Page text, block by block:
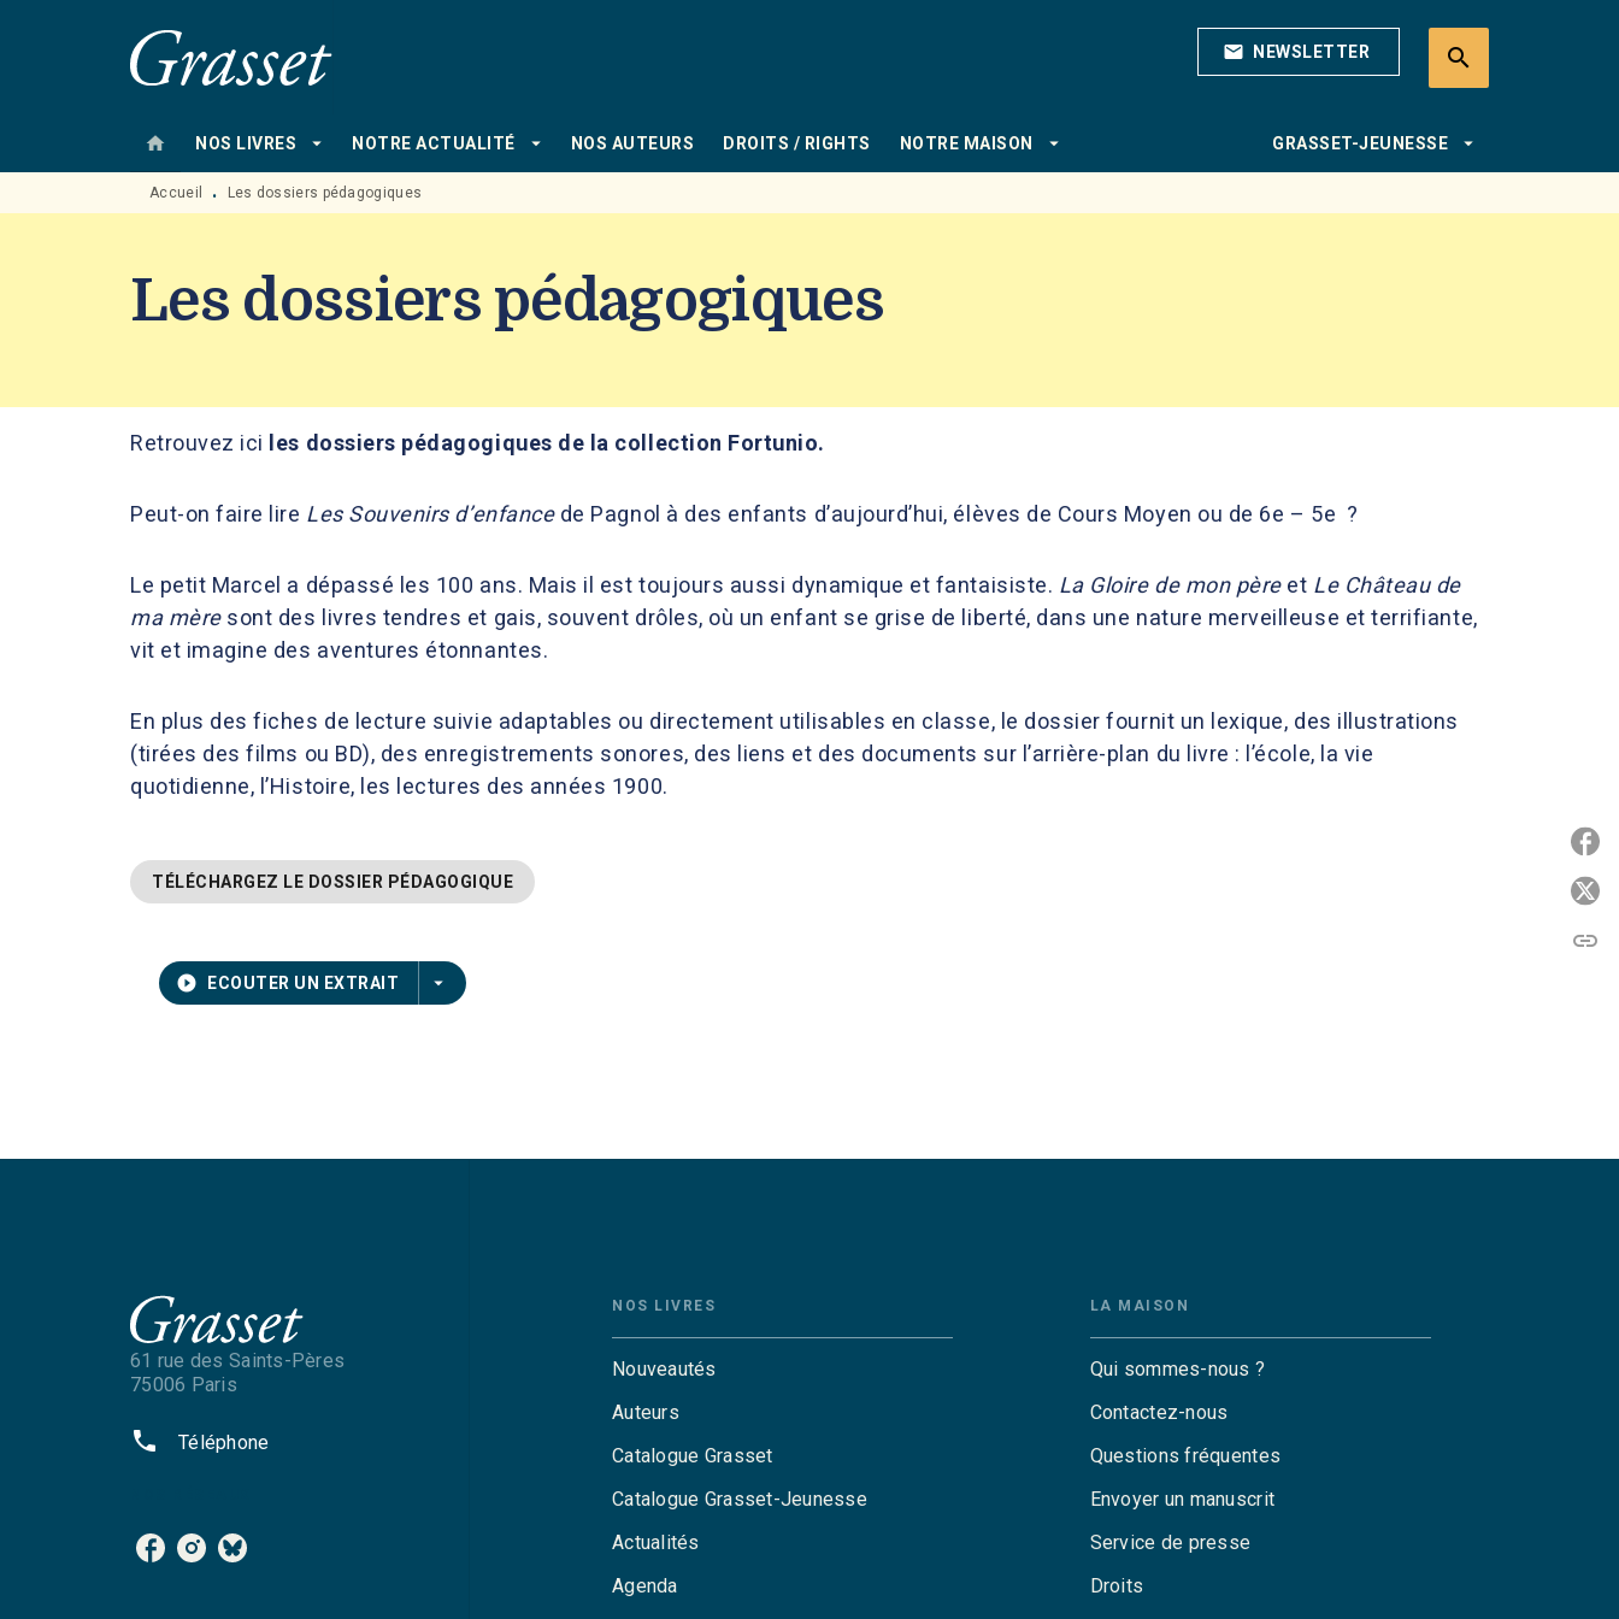
MENU RECHERCHE mail NEWSLETTER search
home NOS LIVRES arrow_drop_down NOTRE ACTUALITÉ arrow_drop_down NOS AUTEURS DROITS / RIGHTS NOTRE MAISON arrow_drop_down GRASSET-JEUNESSE arrow_drop_down
Accueil • Les dossiers pédagogiques
Les dossiers pédagogiques
Retrouvez ici les dossiers pédagogiques de la collection Fortunio.
Peut-on faire lire Les Souvenirs d’enfance de Pagnol à des enfants d’aujourd’hui, élèves de Cours Moyen ou de 6e – 5e ?
Le petit Marcel a dépassé les 100 ans. Mais il est toujours aussi dynamique et fantaisiste. La Gloire de mon pèreet Le Château de
ma mèresont des livres tendres et gais, souvent drôles, où un enfant se grise de liberté, dans une nature merveilleuse et terrifiante,
vit et imagine des aventures étonnantes.
En plus des fiches de lecture suivie adaptables ou directement utilisables en classe, le dossier fournit un lexique, des illustrations
(tirées des films ou BD), des enregistrements sonores, des liens et des documents sur l’arrière-plan du livre : l’école, la vie
quotidienne, l’Histoire, les lectures des années 1900.
TÉLÉCHARGEZ LE DOSSIER PÉDAGOGIQUE
play_circle_filled ECOUTER UN EXTRAIT arrow_drop_down
link
61 rue des Saints-Pères
75006 Paris
phone Téléphone
NOS LIVRES
Nouveautés
Auteurs
Catalogue Grasset
Catalogue Grasset-Jeunesse
Actualités
Agenda
LA MAISON
Qui sommes-nous ?
Contactez-nous
Questions fréquentes
Envoyer un manuscrit
Service de presse
Droits